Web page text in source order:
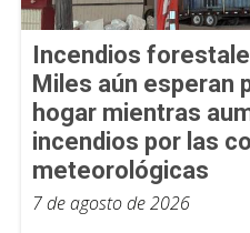
Incendios
Miles aún esperan
hogar mientras
incendios por las
meteorológicas
7 de agosto de 2026